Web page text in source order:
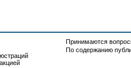
Принимаются
По содержанию